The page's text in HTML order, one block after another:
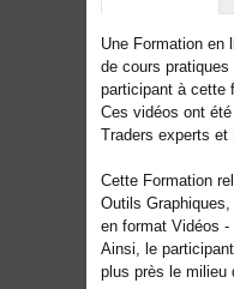
Une Formation en
de cours
participant à cette
Ces vidéos ont
Traders experts et
Cette Formation
Outils
en format Vidéos -
Ainsi, le
plus près le milieu